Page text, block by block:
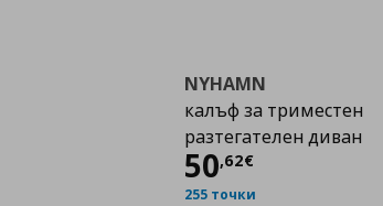
NYHAMN
калъф за триместен
разтегателен диван
50,62€
Цена
255 точки